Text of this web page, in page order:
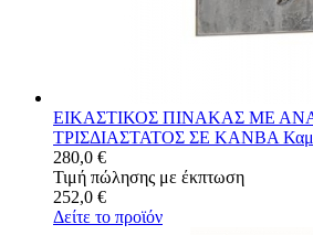
ΕΙΚΑΣΤΙΚΟΣ ΠΙΝΑΚΑΣ ΜΕ
ΤΡΙΣΔΙΑΣΤΑΤΟΣ ΣΕ ΚΑΝΒΑ
280,0 €
Τιμή πώλησης με έκπτωση
252,0 €
Δείτε το προϊόν